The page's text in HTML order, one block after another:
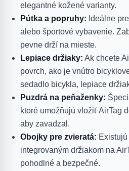
elegantné kožené varianty.
Pútka a popruhy: Ideálne
alebo športové vybavenie.
pevne drží na mieste.
Lepiace držiaky: Ak chcete
povrch, ako je vnútro
sedadlo bicykla, lepiace
Puzdrá na peňaženky:
ktoré umožňujú vložiť AirTag
aby zavadzal.
Obojky pre zvieratá:
integrovaným držiakom na
pohodlné a bezpečné.